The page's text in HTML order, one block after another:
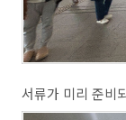
서류가 미리 준비